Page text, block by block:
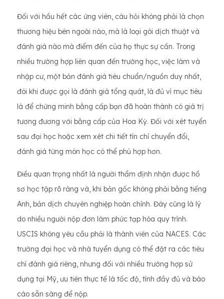
Đối với hầu hết các ứng viên, câu hỏi không phải là chọn
thương hiệu bên ngoài nào, mà là loại gói dịch thuật và
đánh giá nào mà điểm đến của họ thực sự cần. Trong
nhiều trường hợp liên quan đến trường học, việc làm và
nhập cư, một bản đánh giá tiêu chuẩn/nguồn duy nhất,
đôi khi được gọi là đánh giá tổng quát, là đủ vì mục tiêu
là để chứng minh bằng cấp bạn đã hoàn thành có giá trị
tương đương với bằng cấp của Hoa Kỳ. Đối với xét tuyển
sau đại học hoặc xem xét chi tiết tín chỉ chuyển đổi,
đánh giá từng môn học có thể phù hợp hơn.
Điều quan trọng nhất là người thẩm định nhận được hồ
sơ học tập rõ ràng và, khi bản gốc không phải bằng tiếng
Anh, bản dịch chuyên nghiệp hoàn chỉnh. Đây cũng là lý
do nhiều người nộp đơn làm phức tạp hóa quy trình.
USCIS không yêu cầu phải là thành viên của NACES. Các
trường đại học và nhà tuyển dụng có thể đặt ra các tiêu
chí đánh giá riêng, nhưng đối với nhiều trường hợp sử
dụng tại Mỹ, ưu tiên thực tế là tốc độ, tính đầy đủ và báo
cáo sẵn sàng để nộp.